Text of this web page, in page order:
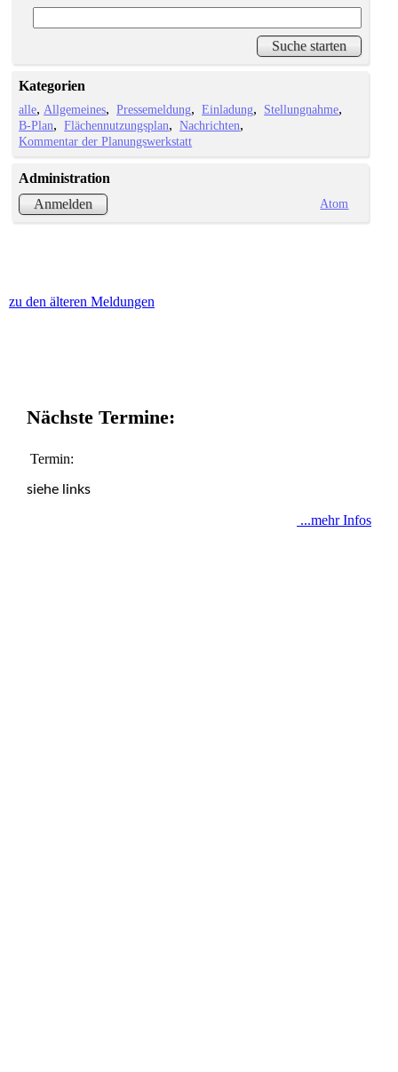
Kategorien
alle Allgemeines Pressemeldung Einladung
Stellungnahme
B-Plan
Flächennutzungsplan
Nachrichten
Kommentar der Planungswerkstatt
Administration
Anmelden
Atom
zu den älteren Meldungen
Nächste Termine:
Termin:
siehe links
...mehr Infos